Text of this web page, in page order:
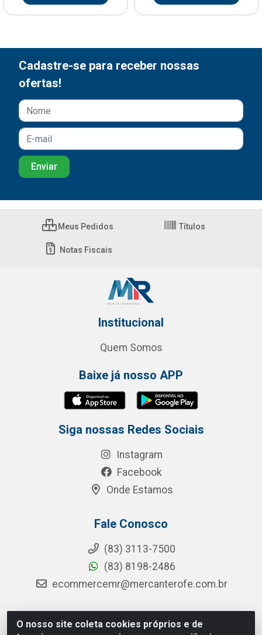
O nosso site coleta cookies próprios e de
Cadastre-se para receber nossas
ofertas!
Meus Pedidos Títulos
Notas Fiscais
Institucional
Quem Somos
Baixe já nosso APP
Siga nossas Redes Sociais
Instagram
Facebook
Onde Estamos
Fale Conosco
(83) 3113-7500
(83) 8198-2486
ecommercemr@mercanterofe.com.br
MR Distribuidora - Rua Hortêncio Ribeiro de Luna, 3777 -